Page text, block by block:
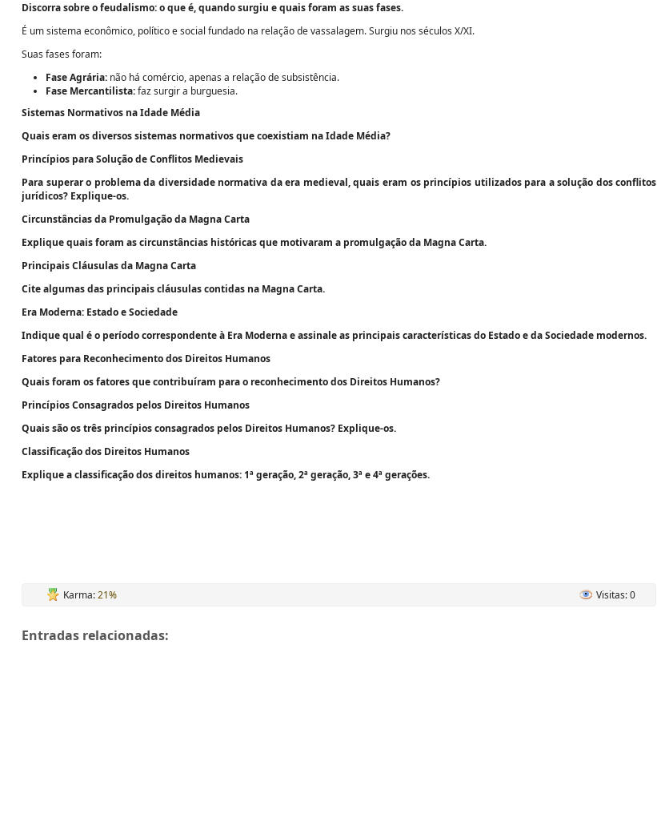
Discorra sobre o feudalismo: o que é, quando surgiu e quais foram as suas fases.
É um sistema econômico, político e social fundado na relação de vassalagem. Surgiu nos séculos X/XI.
Suas fases foram:
Fase Agrária: não há comércio, apenas a relação de subsistência.
Fase Mercantilista:faz surgir a burguesia.
Sistemas Normativos na Idade Média
Quais eram os diversos sistemas normativos que coexistiam na Idade Média?
Princípios para Solução de Conflitos Medievais
Para superar o problema da diversidade normativa da era medieval, quais eram os princípios utilizados para a solução dos conflitos
jurídicos? Explique-os.
Circunstâncias da Promulgação da Magna Carta
Explique quais foram as circunstâncias históricas que motivaram a promulgação da Magna Carta.
Principais Cláusulas da Magna Carta
Cite algumas das principais cláusulas contidas na Magna Carta.
Era Moderna: Estado e Sociedade
Indique qual é o período correspondente à Era Moderna e assinale as principais características do Estado e da Sociedade modernos.
Fatores para Reconhecimento dos Direitos Humanos
Quais foram os fatores que contribuíram para o reconhecimento dos Direitos Humanos?
Princípios Consagrados pelos Direitos Humanos
Quais são os três princípios consagrados pelos Direitos Humanos? Explique-os.
Classificação dos Direitos Humanos
Explique a classificação dos direitos humanos: 1ª geração, 2ª geração, 3ª e 4ª gerações.
Karma:21% Visitas: 0
Entradas relacionadas: